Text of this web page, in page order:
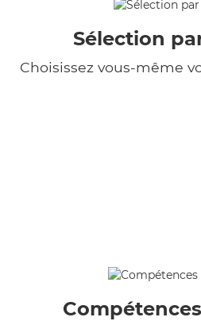
Sélection
Choisissez vous-même